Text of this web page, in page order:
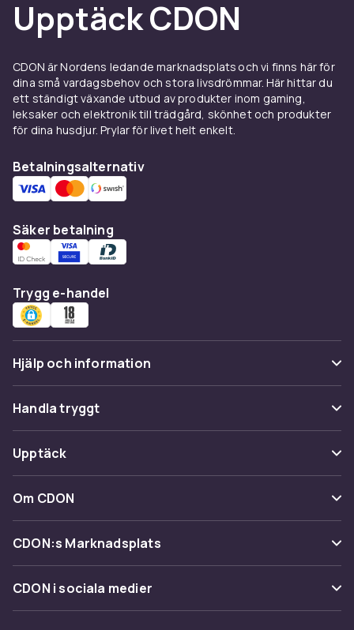
Upptäck CDON
CDON är Nordens ledande marknadsplats och vi finns här för
dina små vardagsbehov och stora livsdrömmar. Här hittar du
ett ständigt växande utbud av produkter inom gaming,
leksaker och elektronik till trädgård, skönhet och produkter
för dina husdjur. Prylar för livet helt enkelt.
Betalningsalternativ
Säker betalning
Trygg e-handel
Hjälp och information
Vanliga frågor
Spåra paket
Ångra & Returnera här
Kundservice
Handla tryggt
Betalning
Leverans
Återkallelser
Upptäck
Kategorier
Varumärken
Shopit.se
Om CDON
Om oss
Kundrecensioner
CDON:s Marknadsplats
Sälj på CDON
Bli affiliate
CDON i sociala medier